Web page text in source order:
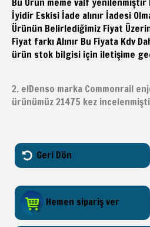
İyidir Eskisi İade alınır İadesi
Ürünün Belirlediğimiz Fiyat
Fiyat farkı Alınır Bu Fiyata Kdv
ürün stok bilgisi için iletişime
2. elDenso marka Commonrail
ürünümüz 21475 kez
Geri Dön
Hemen sipariş ver